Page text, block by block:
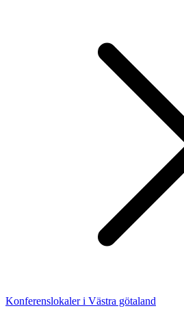
Konferenslokaler i Västra götaland